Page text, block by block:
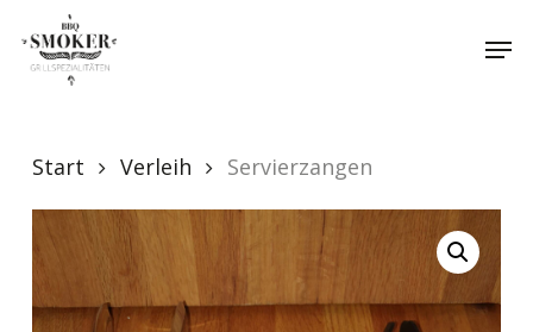
Start Verleih Servierzangen